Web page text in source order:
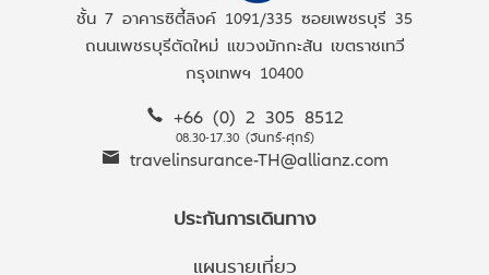
ชั้น 7 อาคารซิตี้ลิงค์ 1091/335 ซอยเพชรบุรี 35
ถนนเพชรบุรีตัดใหม่ แขวงมักกะสัน เขตราชเทวี
กรุงเทพฯ 10400
+66 (0) 2 305 8512
08.30-17.30 (จันทร์-ศุกร์)
travelinsurance-TH@allianz.com
ประกันการเดินทาง
แผนรายเที่ยว